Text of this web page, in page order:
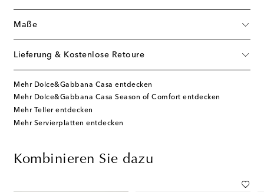
Maße
Lieferung & Kostenlose Retoure
Mehr Dolce&Gabbana Casa entdecken
Mehr Dolce&Gabbana Casa Season of Comfort entdecken
Mehr Teller entdecken
Mehr Servierplatten entdecken
Kombinieren Sie dazu